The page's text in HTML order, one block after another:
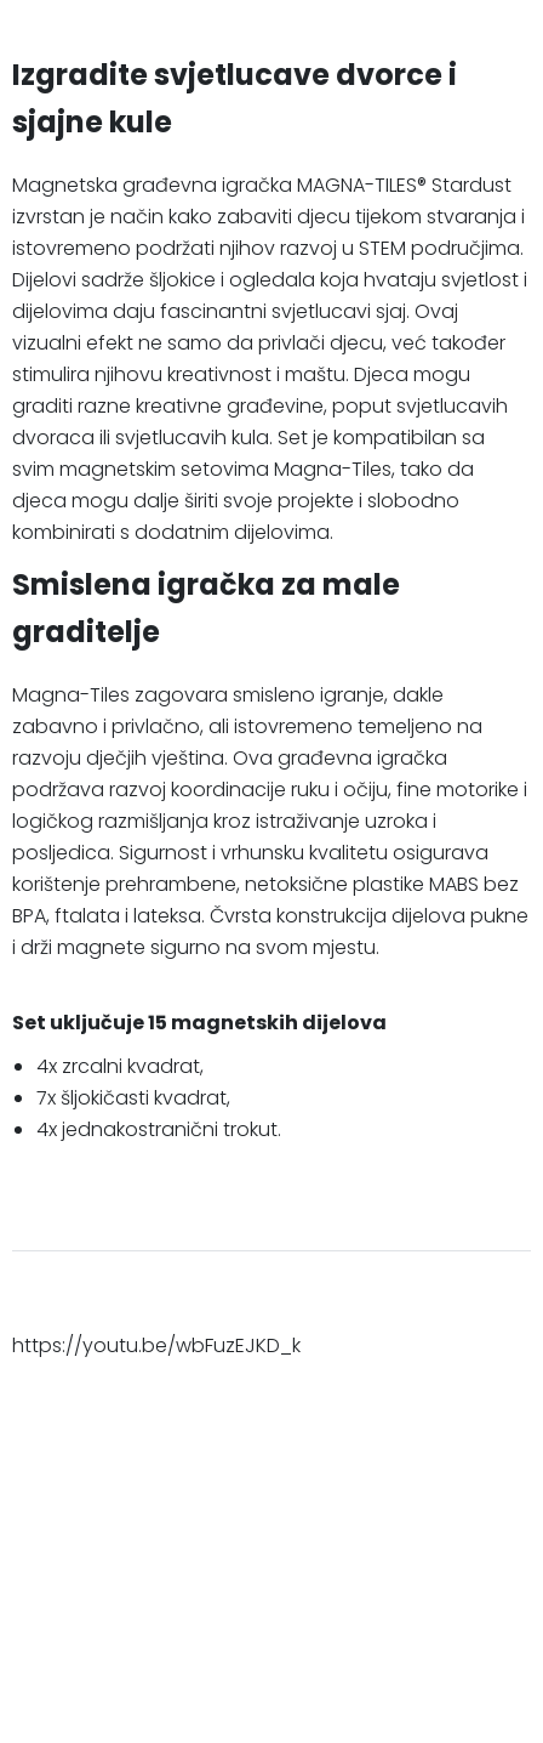
Izgradite svjetlucave dvorce i
sjajne kule
Magnetska građevna igračka MAGNA-TILES® Stardust
izvrstan je način kako zabaviti djecu tijekom stvaranja i
istovremeno podržati njihov razvoj u STEM područjima.
Dijelovi sadrže šljokice i ogledala koja hvataju svjetlost i
dijelovima daju fascinantni svjetlucavi sjaj. Ovaj
vizualni efekt ne samo da privlači djecu, već također
stimulira njihovu kreativnost i maštu. Djeca mogu
graditi razne kreativne građevine, poput svjetlucavih
dvoraca ili svjetlucavih kula. Set je kompatibilan sa
svim magnetskim setovima Magna-Tiles, tako da
djeca mogu dalje širiti svoje projekte i slobodno
kombinirati s dodatnim dijelovima.
Smislena igračka za male
graditelje
Magna-Tiles zagovara smisleno igranje, dakle
zabavno i privlačno, ali istovremeno temeljeno na
razvoju dječjih vještina. Ova građevna igračka
podržava razvoj koordinacije ruku i očiju, fine motorike i
logičkog razmišljanja kroz istraživanje uzroka i
posljedica. Sigurnost i vrhunsku kvalitetu osigurava
korištenje prehrambene, netoksične plastike MABS bez
BPA, ftalata i lateksa. Čvrsta konstrukcija dijelova pukne
i drži magnete sigurno na svom mjestu.
Set uključuje 15 magnetskih dijelova
4x zrcalni kvadrat,
7x šljokičasti kvadrat,
4x jednakostranični trokut.
https://youtu.be/wbFuzEJKD_k